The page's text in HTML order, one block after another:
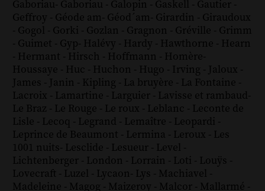
Gaboriau- Gaboriau - Galopin - Gaskell - Gautier -
Geffroy - Géode am- Géod´am- Girardin - Giraudoux
- Gogol - Gorki - Gozlan - Gragnon - Gréville - Grimm
- Guimet - Gyp- Halévy - Hardy - Hawthorne - Hearn
- Hermant - Hirsch - Hoffmann - Homère-
Houssaye - Huc - Huchon - Hugo - Irving - Jaloux -
James - Janin - Kipling - La bruyère - La Fontaine -
Lacroix - Lamartine - Larguier - Lavisse et rambaud-
Le Braz - Le Rouge - Le roux - Leblanc - Leconte de
Lisle - Lecoq - Legrand - Lemaître - Leopardi -
Leprince de Beaumont - Lermina - Leroux - Les
1001 nuits- Lesclide - Lesueur - Level -
Lichtenberger - London - Lorrain - Loti - Louÿs -
Lovecraft - Luzel - Lycaon- Lys - Machiavel -
Madeleine - Magog - Maizeroy - Malcor - Mallarmé -